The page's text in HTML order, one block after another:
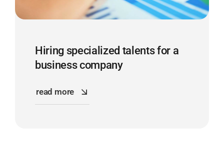
Hiring specialized talents for a
business company
read more